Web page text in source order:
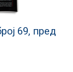
69, пред